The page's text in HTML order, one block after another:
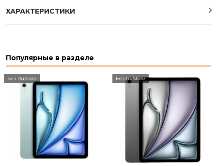
ХАРАКТЕРИСТИКИ
Популярные в разделе
Без RuStore Без RuStore